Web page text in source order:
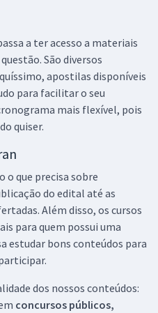
a ter acesso a materiais
São diversos
apostilas disponíveis
para facilitar o seu
mais flexível, pois
quiser.
o que precisa sobre
do edital até as
Além disso, os cursos
para quem possui uma
estudar bons conteúdos para
dos nossos conteúdos:
concursos públicos,